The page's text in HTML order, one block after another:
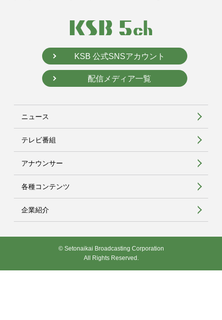
KSB 公式SNSアカウント
配信メディア一覧
ニュース
テレビ番組
アナウンサー
各種コンテンツ
企業紹介
© Setonaikai Broadcasting Corporation
All Rights Reserved.